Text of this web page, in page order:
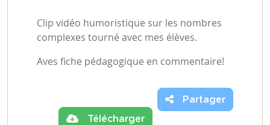
Clip vidéo humoristique sur les nombres
complexes tourné avec mes élèves.
Aves fiche pédagogique en commentaire!
Télécharger
Partager